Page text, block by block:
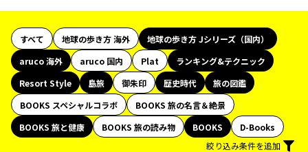
すべて 地球の歩き方 海外
地球の歩き方 Jシリーズ（国内）
aruco 海外
aruco 国内 Plat
ランキング&テクニック
Resort Style
島旅 御朱印 歴史時代
旅の図鑑
BOOKS スペシャルコラボ
BOOKS 旅の名言＆絶景
BOOKS 旅と健康
BOOKS 旅の読み物 BOOKS
D-Books
絞り込み条件を追加